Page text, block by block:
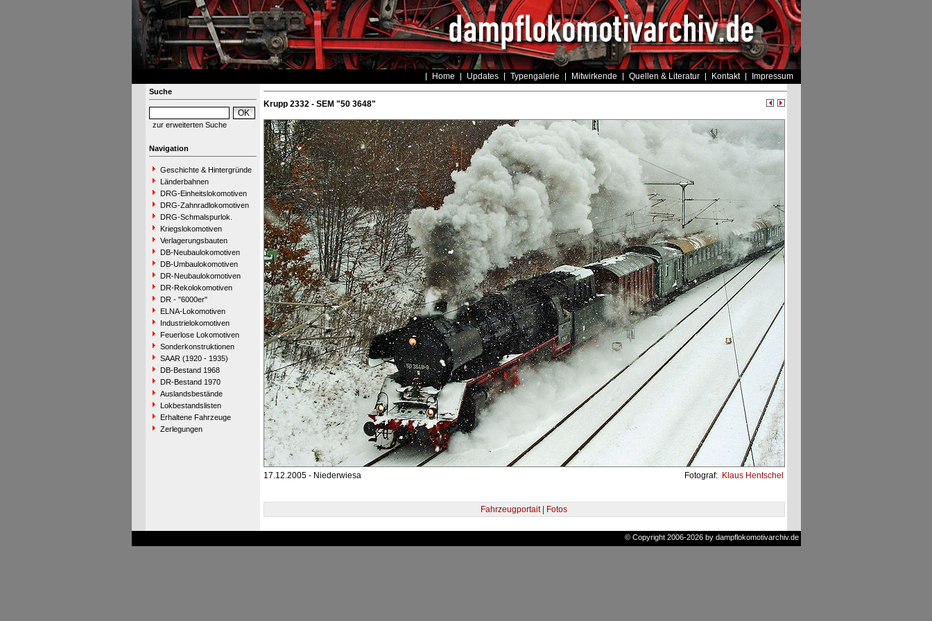
Home Updates Typengalerie Mitwirkende Quellen & Literatur Kontakt Impressum
Suche
zur erweiterten Suche
Navigation
Geschichte & Hintergründe
Länderbahnen
DRG-Einheitslokomotiven
DRG-Zahnradlokomotiven
DRG-Schmalspurlok.
Kriegslokomotiven
Verlagerungsbauten
DB-Neubaulokomotiven
DB-Umbaulokomotiven
DR-Neubaulokomotiven
DR-Rekolokomotiven
DR - "6000er"
ELNA-Lokomotiven
Industrielokomotiven
Feuerlose Lokomotiven
Sonderkonstruktionen
SAAR (1920 - 1935)
DB-Bestand 1968
DR-Bestand 1970
Auslandsbestände
Lokbestandslisten
Erhaltene Fahrzeuge
Zerlegungen
Krupp 2332 - SEM "50 3648"
17.12.2005 - Niederwiesa Fotograf: Klaus Hentschel
Fahrzeugportait | Fotos
© Copyright 2006-2026 by dampflokomotivarchiv.de